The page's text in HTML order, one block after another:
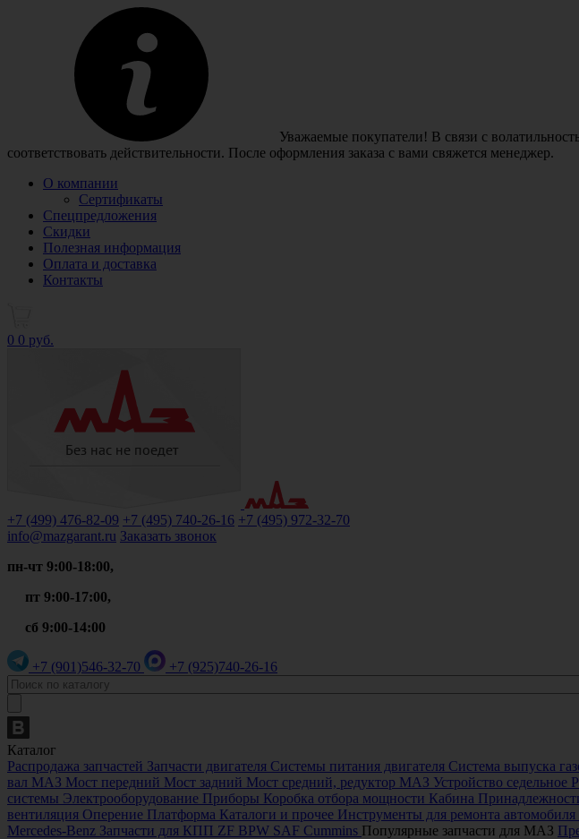
Уважаемые покупатели! В связи с
соответствовать действительности. После оформления заказа с вами свяжется менеджер.
О компании
Сертификаты
Спецпредложения
Скидки
Полезная информация
Оплата и доставка
Контакты
0 0 руб.
+7 (499) 476-82-09 +7 (495) 740-26-16 +7 (495) 972-32-70
info@mazgarant.ru Заказать звонок
пн-чт 9:00-18:00,
пт 9:00-17:00,
сб 9:00-14:00
+7 (901)546-32-70 +7 (925)740-26-16
Каталог
Распродажа запчастей Запчасти двигателя Системы питания двигателя Система выпуска
вал МАЗ Мост передний Мост задний Мост средний, редуктор МАЗ Устройство седельное
системы Электрооборудование Приборы Коробка отбора мощности Кабина
вентиляция Оперение Платформа Каталоги и прочее Инструменты для ремонта автомобиля
Mercedes-Benz Запчасти для КПП ZF BPW SAF Cummins Популярные запчасти для МАЗ